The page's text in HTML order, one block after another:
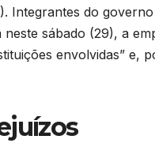
Integrantes do
sábado (29), a
envolvidas” e,